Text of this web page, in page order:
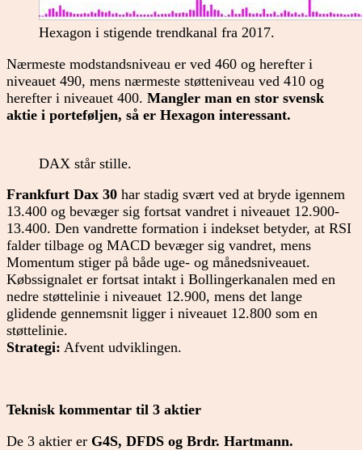
Hexagon i stigende trendkanal fra 2017.
Nærmeste modstandsniveau er ved 460 og herefter i
niveauet 490, mens nærmeste støtteniveau ved 410 og
herefter i niveauet 400. Mangler man en stor svensk
aktie i porteføljen, så er Hexagon interessant.
DAX står stille.
Frankfurt Dax 30 har stadig svært ved at bryde igennem
13.400 og bevæger sig fortsat vandret i niveauet 12.900-
13.400. Den vandrette formation i indekset betyder, at RSI
falder tilbage og MACD bevæger sig vandret, mens
Momentum stiger på både uge- og månedsniveauet.
Købssignalet er fortsat intakt i Bollingerkanalen med en
nedre støttelinie i niveauet 12.900, mens det lange
glidende gennemsnit ligger i niveauet 12.800 som en
støttelinie.
Strategi: Afvent udviklingen.
Teknisk kommentar til 3 aktier
De 3 aktier er G4S, DFDS og Brdr. Hartmann.